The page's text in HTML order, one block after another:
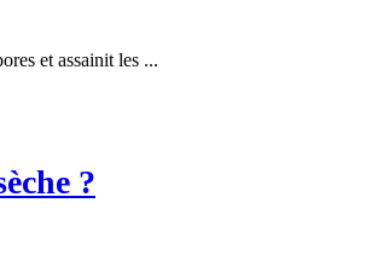
et assainit les ...
?